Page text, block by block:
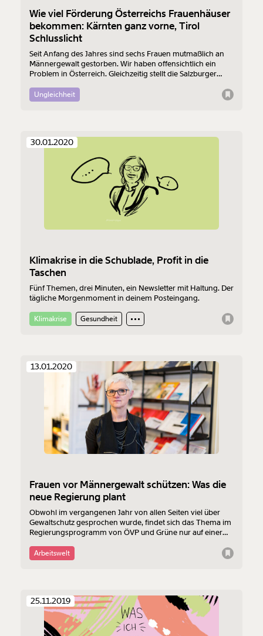
Wie viel Förderung Österreichs Frauenhäuser
bekommen: Kärnten ganz vorne, Tirol
Schlusslicht
Seit Anfang des Jahres sind sechs Frauen mutmaßlich an
Männergewalt gestorben. Wir haben offensichtlich ein
Problem in Österreich. Gleichzeitig stellt die Salzburger
dortigen Frauenhäuser in Frage, die für Gewaltbetroffene
oft die letzte Zuflucht sind.
Ungleichheit
30.01.2020
Klimakrise in die Schublade, Profit in die
Taschen
Fünf Themen, drei Minuten, ein Newsletter mit Haltung. Der
tägliche Morgenmoment in deinem Posteingang.
Klimakrise Gesundheit
13.01.2020
Frauen vor Männergewalt schützen: Was die
neue Regierung plant
Obwohl im vergangenen Jahr von allen Seiten viel über
Gewaltschutz gesprochen wurde, findet sich das Thema im
Regierungsprogramm von ÖVP und Grüne nur auf einer
Regierung umsetzen will. Zum Großteil sind das eher
schwammige Überschriften, die zumindest hoffen lassen.
Arbeitswelt
25.11.2019